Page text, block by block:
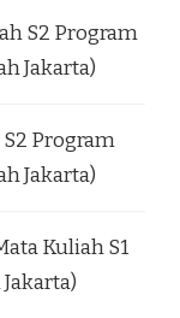
S2 Program
Jakarta)
Program
Jakarta)
Kuliah S1